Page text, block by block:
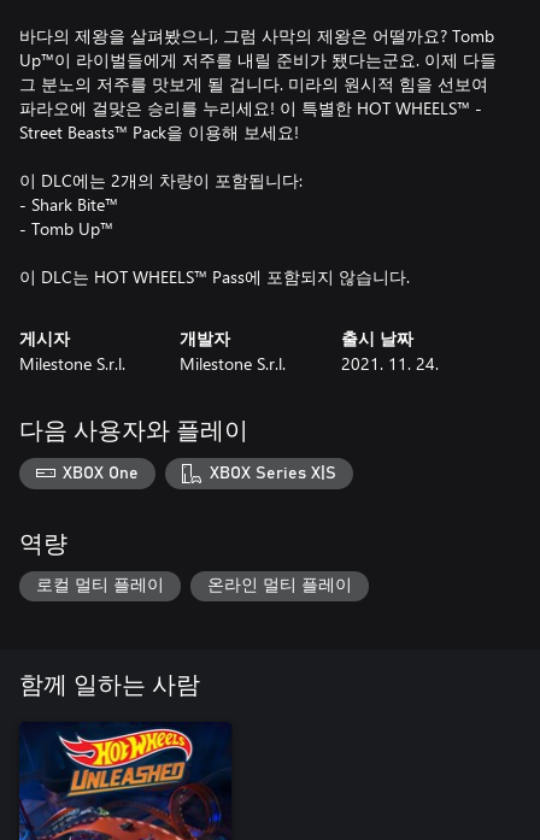
바다의 제왕을 살펴봤으니, 그럼 사막의 제왕은 어떨까요? Tomb
Up™이 라이벌들에게 저주를 내릴 준비가 됐다는군요. 이제 다들
그 분노의 저주를 맛보게 될 겁니다. 미라의 원시적 힘을 선보여
파라오에 걸맞은 승리를 누리세요! 이 특별한 HOT WHEELS™ -
Street Beasts™ Pack을 이용해 보세요!
이 DLC에는 2개의 차량이 포함됩니다:
- Shark Bite™
- Tomb Up™
이 DLC는 HOT WHEELS™ Pass에 포함되지 않습니다.
게시자
Milestone S.r.l.
개발자
Milestone S.r.l.
출시 날짜
2021. 11. 24.
다음 사용자와 플레이
XBOX One XBOX Series X|S
역량
로컬 멀티 플레이 온라인 멀티 플레이
함께 일하는 사람